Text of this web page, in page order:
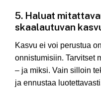
5. Haluat
skaalautuvan
Kasvu ei voi perustua
onnistumisiin. Tarvitset
– ja miksi. Vain silloin
ja ennustaa